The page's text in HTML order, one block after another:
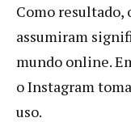
Como resultado,
assumiram
mundo online.
o Instagram
uso.